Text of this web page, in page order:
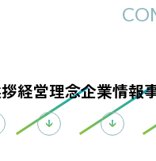
経営理念企業情報